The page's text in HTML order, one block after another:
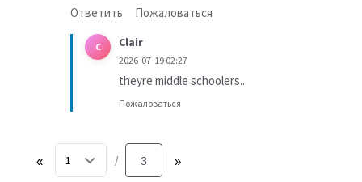
Ответить Пожаловаться
C Clair
2026-07-19 02:27
theyre middle schoolers..
Пожаловаться
« / 3 »